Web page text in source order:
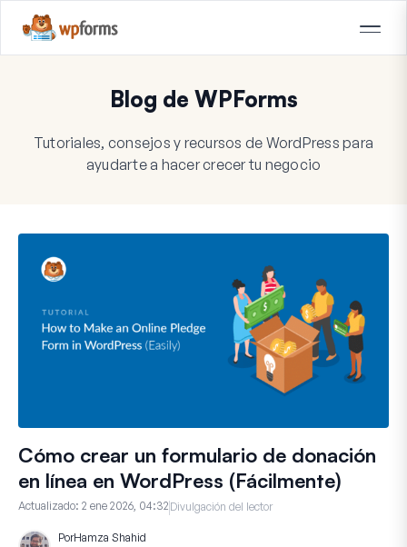
Blog de WPForms
Tutoriales, consejos y recursos de WordPress para
ayudarte a hacer crecer tu negocio
Cómo crear un formulario de donación
en línea en WordPress (Fácilmente)
Actualizado: 2 ene 2026, 04:32 Divulgación del lector
PorHamza Shahid